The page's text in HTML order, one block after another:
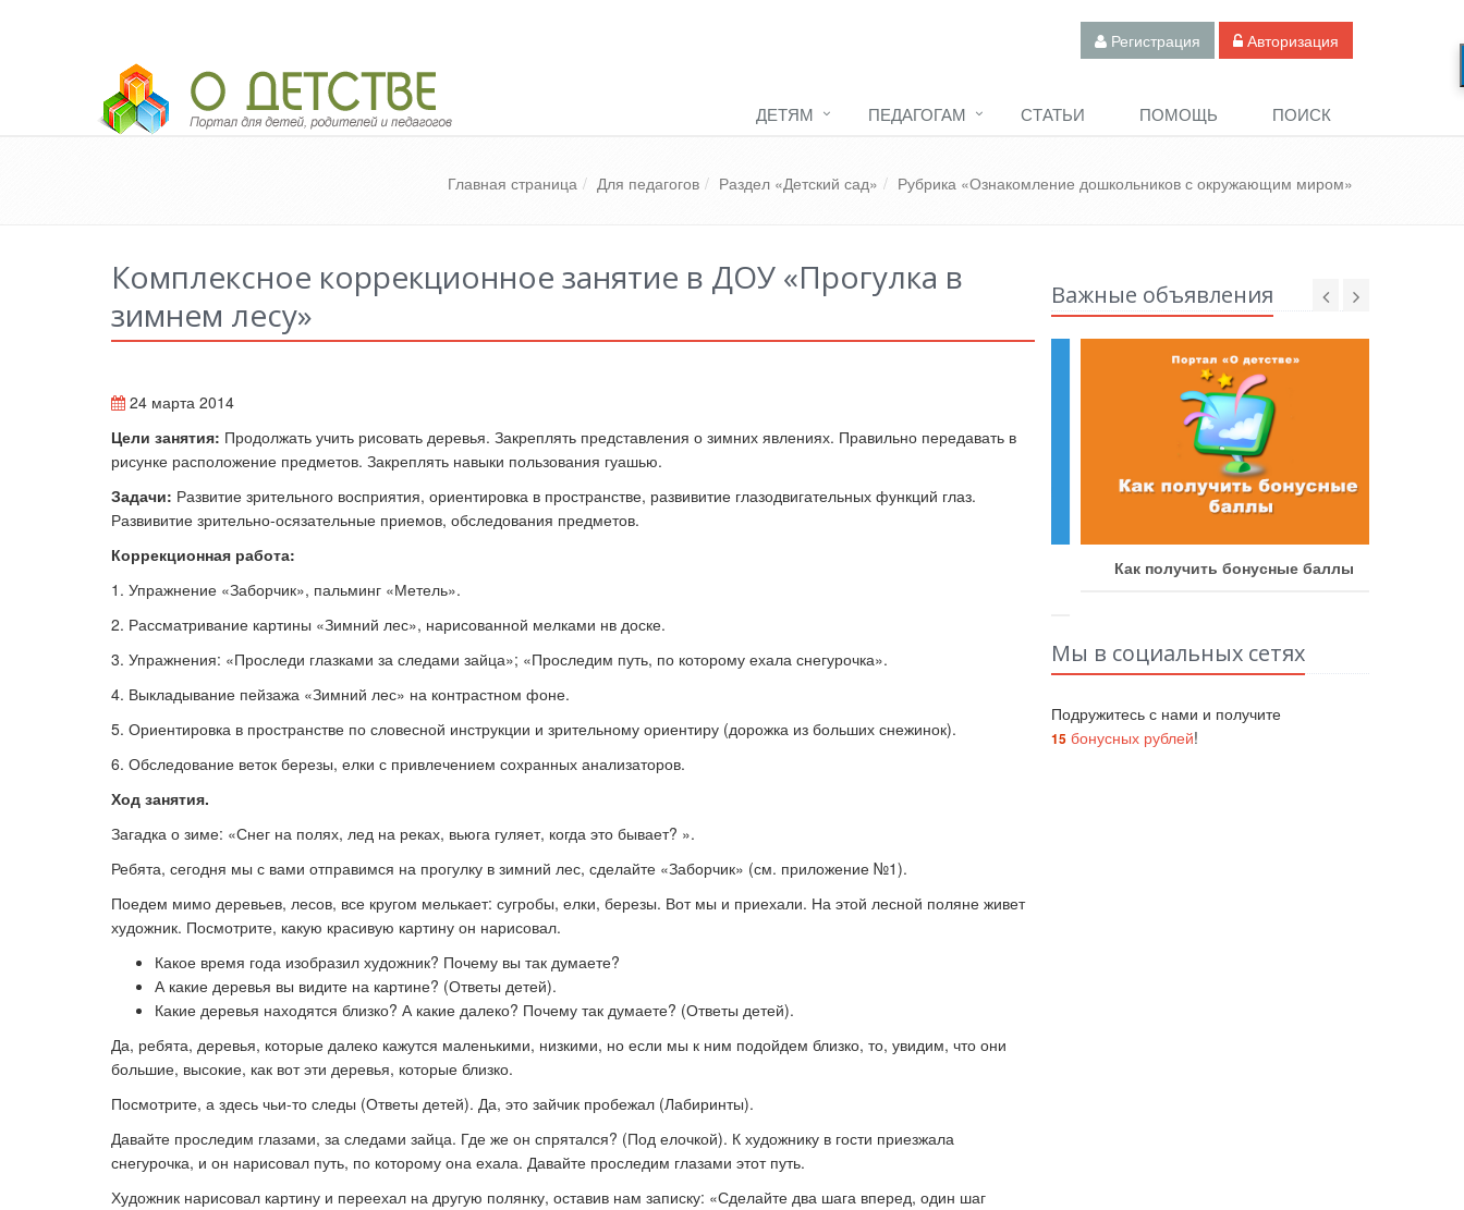
Регистрация Авторизация
Педагогический портал «О детстве»
ДЕТЯМ
ПЕДАГОГАМ СТАТЬИ ПОМОЩЬ ПОИСК
Главная страница Для педагогов Раздел «Детский сад» Рубрика «Ознакомление дошкольников с окружающим миром»
Комплексное коррекционное занятие в ДОУ «Прогулка в
зимнем лесу»
24 марта 2014
Цели занятия: Продолжать учить рисовать деревья. Закреплять представления о зимних явлениях. Правильно передавать в
рисунке расположение предметов. Закреплять навыки пользования гуашью.
Задачи: Развитие зрительного восприятия, ориентировка в пространстве, развивитие глазодвигательных функций глаз.
Развивитие зрительно-осязательные приемов, обследования предметов.
Коррекционная работа:
1. Упражнение «Заборчик», пальминг «Метель».
2. Рассматривание картины «Зимний лес», нарисованной мелками нв доске.
3. Упражнения: «Проследи глазками за следами зайца»; «Проследим путь, по которому ехала снегурочка».
4. Выкладывание пейзажа «Зимний лес» на контрастном фоне.
5. Ориентировка в пространстве по словесной инструкции и зрительному ориентиру (дорожка из больших снежинок).
6. Обследование веток березы, елки с привлечением сохранных анализаторов.
Ход занятия.
Загадка о зиме: «Снег на полях, лед на реках, вьюга гуляет, когда это бывает? ».
Ребята, сегодня мы с вами отправимся на прогулку в зимний лес, сделайте «Заборчик» (см. приложение №1).
Поедем мимо деревьев, лесов, все кругом мелькает: сугробы, елки, березы. Вот мы и приехали. На этой лесной поляне живет
художник. Посмотрите, какую красивую картину он нарисовал.
Какое время года изобразил художник? Почему вы так думаете?
А какие деревья вы видите на картине? (Ответы детей).
Какие деревья находятся близко? А какие далеко? Почему так думаете? (Ответы детей).
Да, ребята, деревья, которые далеко кажутся маленькими, низкими, но если мы к ним подойдем близко, то, увидим, что они
большие, высокие, как вот эти деревья, которые близко.
Посмотрите, а здесь чьи-то следы (Ответы детей). Да, это зайчик пробежал (Лабиринты).
Давайте проследим глазами, за следами зайца. Где же он спрятался? (Под елочкой). К художнику в гости приезжала
снегурочка, и он нарисовал путь, по которому она ехала. Давайте проследим глазами этот путь.
Художник нарисовал картину и переехал на другую полянку, оставив нам записку: «Сделайте два шага вперед, один шаг
Важные объявления
Как получить бонусные баллы
Мы в социальных сетях
Подружитесь с нами и получите
15бонусных рублей!